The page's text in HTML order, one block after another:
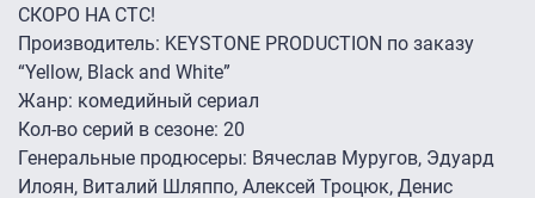
СКОРО НА СТС!
Производитель: KEYSTONE PRODUCTION по заказу
“Yellow, Black and White”
Жанр: комедийный сериал
Кол-во серий в сезоне: 20
Генеральные продюсеры: Вячеслав Муругов, Эдуард
Илоян, Виталий Шляппо, Алексей Троцюк, Денис